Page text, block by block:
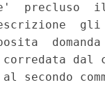
precluso
corredata